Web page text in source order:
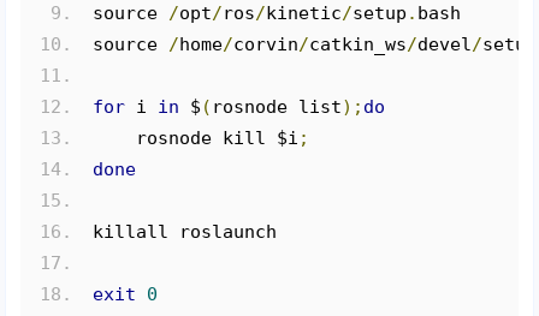
source /opt/ros/kinetic/setup . bash
source /home/corvin/catkin_ws/devel/setup
for i in $ ( rosnode list); do
rosnode kill $i ;
done
killall roslaunch
exit 0